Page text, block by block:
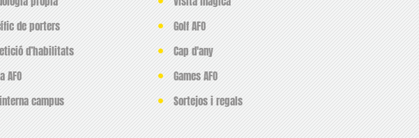
de porters
d’habilitats
AFO
campus
Golf AFO
Cap d'any
Games AFO
Sortejos i regals